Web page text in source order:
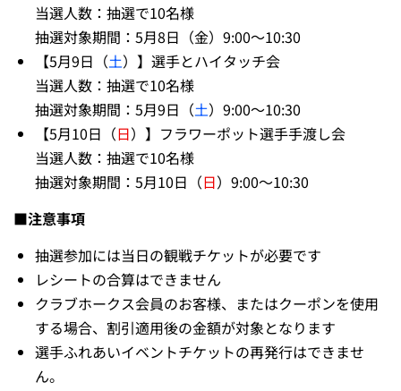
当選人数：抽選で10名様
抽選対象期間：5月8日（金）9:00～10:30
【5月9日（土）】選手とハイタッチ会
当選人数：抽選で10名様
抽選対象期間：5月9日（土）9:00～10:30
【5月10日（日）】フラワーポット選手手渡し会
当選人数：抽選で10名様
抽選対象期間：5月10日（日）9:00～10:30
■注意事項
抽選参加には当日の観戦チケットが必要です
レシートの合算はできません
クラブホークス会員のお客様、またはクーポンを使用
する場合、割引適用後の金額が対象となります
選手ふれあいイベントチケットの再発行はできませ
ん。